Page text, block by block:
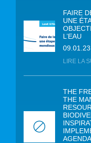
FAIRE
UNE
L’EAU
09.01.23
LIRE LA
THE
THE
AGENDA